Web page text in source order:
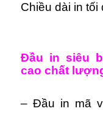
Chiều dài in tối
Đầu in siêu
cao chất
– Đầu in mã